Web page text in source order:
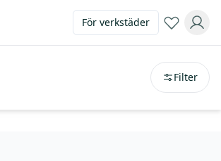
För verkstäder
Filter
avstånd